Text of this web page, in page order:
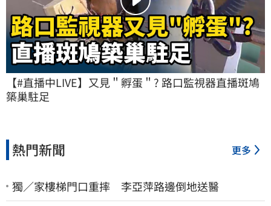
【#直播中LIVE】又見＂孵蛋＂? 路口監視器直播斑鳩
築巢駐足
熱門新聞 更多
獨／家樓梯門口重摔 李亞萍路邊倒地送醫